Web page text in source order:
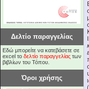
Δελτίο παραγγελίας
Εδώ μπορείτε να κατεβάσετε σε
excel το δελτίο παραγγελίας των
βιβλίων του Τόπου.
Όροι χρήσης